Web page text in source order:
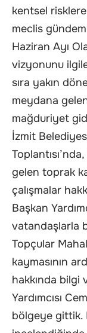
kentsel
meclis
Haziran Ayı
vizyonunu
sıra yakın
meydana
mağduriyet
İzmit
gelen toprak
çalışmalar
Başkan
vatandaşlarla
Topçular
kaymasının
hakkında bilgi
Yardımcısı
bölgeye gittik.